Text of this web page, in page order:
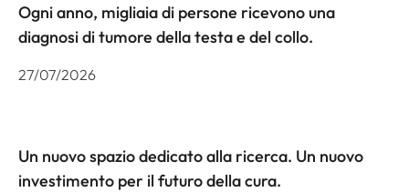
Ogni anno, migliaia di persone ricevono una
diagnosi di tumore della testa e del collo.
27/07/2026
Un nuovo spazio dedicato alla ricerca. Un nuovo
investimento per il futuro della cura.